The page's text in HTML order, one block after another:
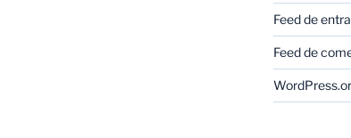
Feed de
Feed de